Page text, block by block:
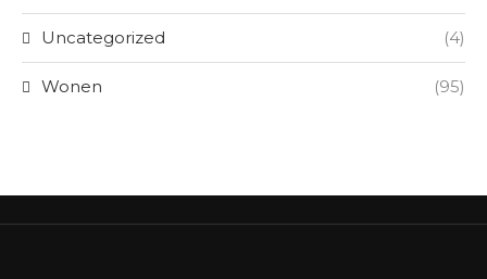
Uncategorized (4)
Wonen (95)